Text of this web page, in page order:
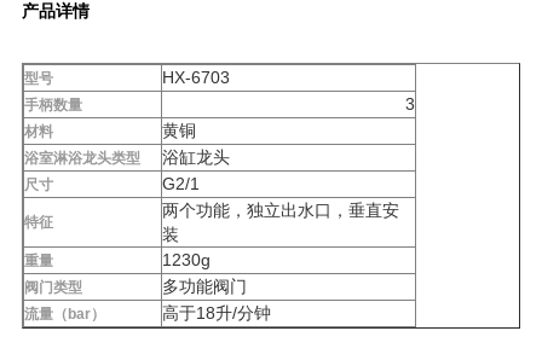
产品详情
型号 HX-6703
手柄数量 3
材料 黄铜
浴室淋浴龙头类型 浴缸龙头
尺寸 G2/1
特征
两个功能，独立出水口，垂直安
装
重量 1230g
阀门类型 多功能阀门
流量（bar） 高于18升/分钟